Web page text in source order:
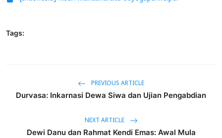
Tags:
PREVIOUS ARTICLE
Durvasa: Inkarnasi Dewa Siwa dan Ujian Pengabdian
NEXT ARTICLE
Dewi Danu dan Rahmat Kendi Emas: Awal Mula